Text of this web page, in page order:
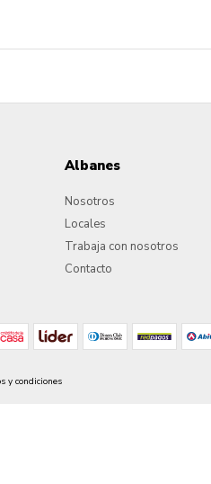
Albanes
Nosotros
Locales
Trabaja con nosotros
Contacto
y condiciones